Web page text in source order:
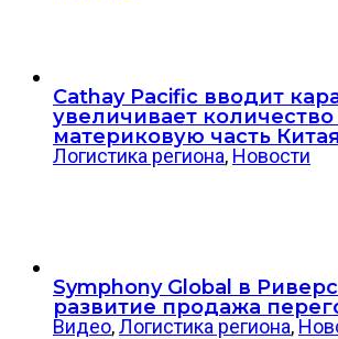
Cathay Pacific вводит
увеличивает
материковую часть Китая
Логистика региона, Новости
Symphony Global в
развитие продажа
Видео,Логистика региона,